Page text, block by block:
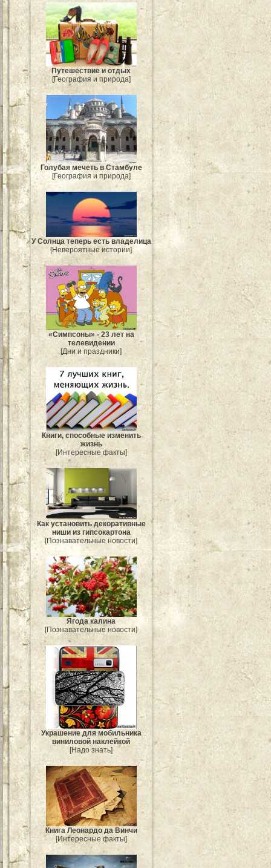
Путешествие и отдых
[География и природа]
Голубая мечеть в Стамбуле
[География и природа]
У Солнца теперь есть владелица
[Невероятные истории]
«Симпсоны» - 23 лет на
телевидении
[Дни и праздники]
Книги, способные изменить
жизнь
[Интересные факты]
Как установить декоративные
ниши из гипсокартона
[Познавательные новости]
Ягода калина
[Познавательные новости]
Украшение для мобильника
виниловой наклейкой
[Надо знать]
Книга Леонардо да Винчи
[Интересные факты]